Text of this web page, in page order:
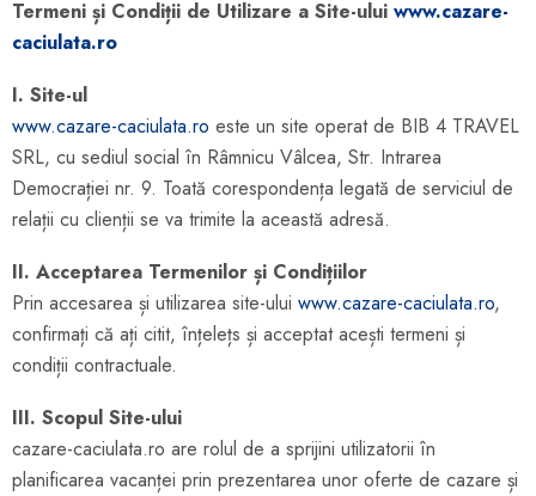
Termeni și Condiții de Utilizare a Site-ului www.cazare-
caciulata.ro
I. Site-ul
www.cazare-caciulata.ro este un site operat de BIB 4 TRAVEL
SRL, cu sediul social în Râmnicu Vâlcea, Str. Intrarea
Democrației nr. 9. Toată corespondența legată de serviciul de
relații cu clienții se va trimite la această adresă.
II. Acceptarea Termenilor și Condițiilor
Prin accesarea și utilizarea site-ului www.cazare-caciulata.ro,
confirmați că ați citit, înțelețs și acceptat acești termeni și
condiții contractuale.
III. Scopul Site-ului
cazare-caciulata.ro are rolul de a sprijini utilizatorii în
planificarea vacanței prin prezentarea unor oferte de cazare și